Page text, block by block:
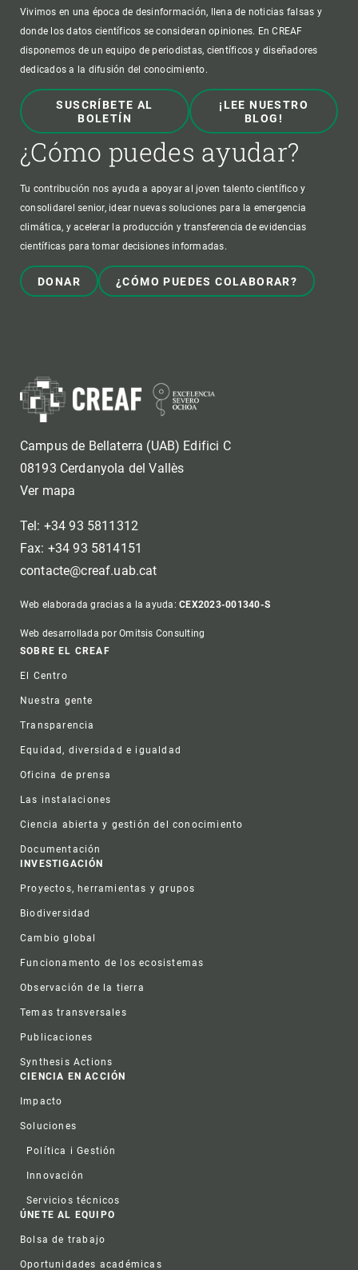
Vivimos en una época de desinformación, llena de noticias falsas y
donde los datos científicos se consideran opiniones. En CREAF
disponemos de un equipo de periodistas, científicos y diseñadores
dedicados a la difusión del conocimiento.
SUSCRÍBETE AL
BOLETÍN
¡LEE NUESTRO
BLOG!
¿Cómo puedes ayudar?
Tu contribución nos ayuda a apoyar al joven talento científico y
consolidarel senior, idear nuevas soluciones para la emergencia
climática, y acelerar la producción y transferencia de evidencias
científicas para tomar decisiones informadas.
DONAR ¿CÓMO PUEDES COLABORAR?
Campus de Bellaterra (UAB) Edifici C
08193 Cerdanyola del Vallès
Ver mapa
Tel: +34 93 5811312
Fax: +34 93 5814151
contacte@creaf.uab.cat
Web elaborada gracias a la ayuda:CEX2023-001340-S
Web desarrollada por Omitsis Consulting
Footer
SOBRE EL CREAF
El Centro
Nuestra gente
Transparencia
Equidad, diversidad e igualdad
Oficina de prensa
Las instalaciones
Ciencia abierta y gestión del conocimiento
Documentación
INVESTIGACIÓN
Proyectos, herramientas y grupos
Biodiversidad
Cambio global
Funcionamento de los ecosistemas
Observación de la tierra
Temas transversales
Publicaciones
Synthesis Actions
CIENCIA EN ACCIÓN
Impacto
Soluciones
Política i Gestión
Innovación
Servicios técnicos
ÚNETE AL EQUIPO
Bolsa de trabajo
Oportunidades académicas